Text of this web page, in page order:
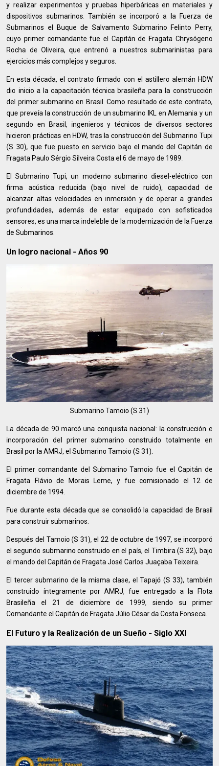
y realizar experimentos y pruebas hiperbáricas en materiales y
dispositivos submarinos. También se incorporó a la Fuerza de
Submarinos el Buque de Salvamento Submarino Felinto Perry,
cuyo primer comandante fue el Capitán de Fragata Chrysógeno
Rocha de Oliveira, que entrenó a nuestros submarinistas para
ejercicios más complejos y seguros.
En esta década, el contrato firmado con el astillero alemán HDW
dio inicio a la capacitación técnica brasileña para la construcción
del primer submarino en Brasil. Como resultado de este contrato,
que preveía la construcción de un submarino IKL en Alemania y un
segundo en Brasil, ingenieros y técnicos de diversos sectores
hicieron prácticas en HDW, tras la construcción del Submarino Tupi
(S 30), que fue puesto en servicio bajo el mando del Capitán de
Fragata Paulo Sérgio Silveira Costa el 6 de mayo de 1989.
El Submarino Tupi, un moderno submarino diesel-eléctrico con
firma acústica reducida (bajo nivel de ruido), capacidad de
alcanzar altas velocidades en inmersión y de operar a grandes
profundidades, además de estar equipado con sofisticados
sensores, es una marca indeleble de la modernización de la Fuerza
de Submarinos.
Un logro nacional - Años 90
Submarino Tamoio (S 31)
La década de 90 marcó una conquista nacional: la construcción e
incorporación del primer submarino construido totalmente en
Brasil por la AMRJ, el Submarino Tamoio (S 31).
El primer comandante del Submarino Tamoio fue el Capitán de
Fragata Flávio de Morais Leme, y fue comisionado el 12 de
diciembre de 1994.
Fue durante esta década que se consolidó la capacidad de Brasil
para construir submarinos.
Después del Tamoio (S 31), el 22 de octubre de 1997, se incorporó
el segundo submarino construido en el país, el Timbira (S 32), bajo
el mando del Capitán de Fragata José Carlos Juaçaba Teixeira.
El tercer submarino de la misma clase, el Tapajó (S 33), también
construido íntegramente por AMRJ, fue entregado a la Flota
Brasileña el 21 de diciembre de 1999, siendo su primer
Comandante el Capitán de Fragata Júlio César da Costa Fonseca.
El Futuro y la Realización de un Sueño - Siglo XXI